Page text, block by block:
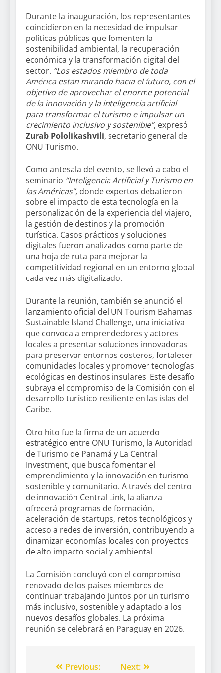
Durante la inauguración, los representantes
coincidieron en la necesidad de impulsar
políticas públicas que fomenten la
sostenibilidad ambiental, la recuperación
económica y la transformación digital del
sector. “Los estados miembro de toda
América están mirando hacia el futuro, con el
objetivo de aprovechar el enorme potencial
de la innovación y la inteligencia artificial
para transformar el turismo e impulsar un
crecimiento inclusivo y sostenible”, expresó
Zurab Pololikashvili, secretario general de
ONU Turismo.
Como antesala del evento, se llevó a cabo el
seminario “Inteligencia Artificial y Turismo en
las Américas”, donde expertos debatieron
sobre el impacto de esta tecnología en la
personalización de la experiencia del viajero,
la gestión de destinos y la promoción
turística. Casos prácticos y soluciones
digitales fueron analizados como parte de
una hoja de ruta para mejorar la
competitividad regional en un entorno global
cada vez más digitalizado.
Durante la reunión, también se anunció el
lanzamiento oficial del UN Tourism Bahamas
Sustainable Island Challenge, una iniciativa
que convoca a emprendedores y actores
locales a presentar soluciones innovadoras
para preservar entornos costeros, fortalecer
comunidades locales y promover tecnologías
ecológicas en destinos insulares. Este desafío
subraya el compromiso de la Comisión con el
desarrollo turístico resiliente en las islas del
Caribe.
Otro hito fue la firma de un acuerdo
estratégico entre ONU Turismo, la Autoridad
de Turismo de Panamá y La Central
Investment, que busca fomentar el
emprendimiento y la innovación en turismo
sostenible y comunitario. A través del centro
de innovación Central Link, la alianza
ofrecerá programas de formación,
aceleración de startups, retos tecnológicos y
acceso a redes de inversión, contribuyendo a
dinamizar economías locales con proyectos
de alto impacto social y ambiental.
La Comisión concluyó con el compromiso
renovado de los países miembros de
continuar trabajando juntos por un turismo
más inclusivo, sostenible y adaptado a los
nuevos desafíos globales. La próxima
reunión se celebrará en Paraguay en 2026.
Previous:
Next: